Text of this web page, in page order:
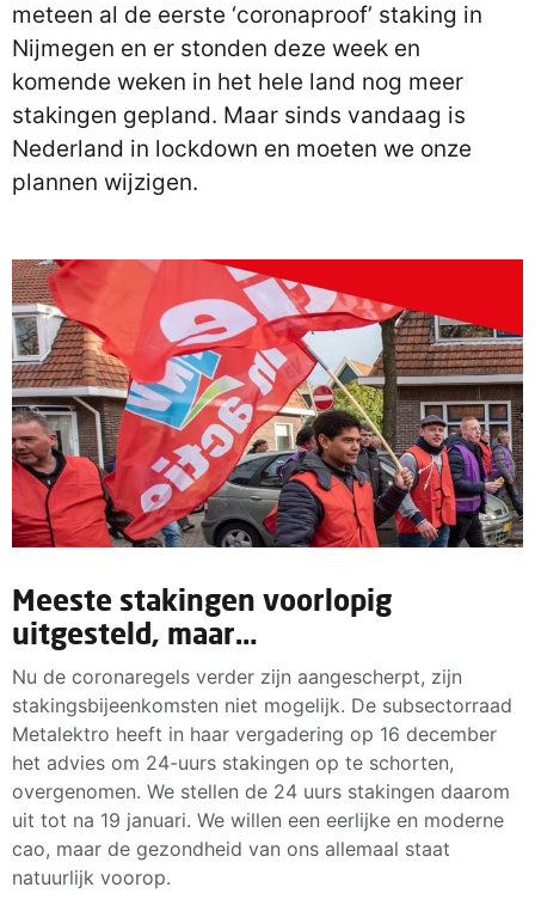
meteen al de eerste ‘coronaproof’ staking in
Nijmegen en er stonden deze week en
komende weken in het hele land nog meer
stakingen gepland. Maar sinds vandaag is
Nederland in lockdown en moeten we onze
plannen wijzigen.
Meeste stakingen voorlopig
uitgesteld, maar…
Nu de coronaregels verder zijn aangescherpt, zijn
stakingsbijeenkomsten niet mogelijk. De subsectorraad
Metalektro heeft in haar vergadering op 16 december
het advies om 24-uurs stakingen op te schorten,
overgenomen. We stellen de 24 uurs stakingen daarom
uit tot na 19 januari. We willen een eerlijke en moderne
cao, maar de gezondheid van ons allemaal staat
natuurlijk voorop.